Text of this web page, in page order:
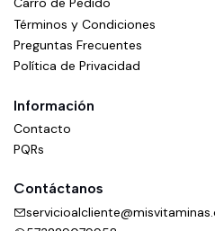
Términos y Condiciones
Preguntas Frecuentes
Política de Privacidad
Información
Contacto
PQRs
Contáctanos